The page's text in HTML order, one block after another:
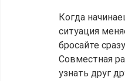
Когда
ситуация
бросайте
Совместная
узнать друг